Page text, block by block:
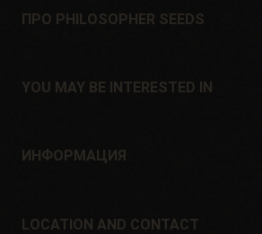
ПРО PHILOSOPHER SEEDS
Расположение и контакт
YOU MAY BE INTERESTED IN
Offers
ИНФОРМАЦИЯ
Guarantees and returns
LOCATION AND CONTACT